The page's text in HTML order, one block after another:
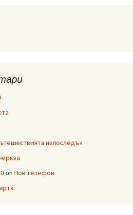
напоследък
on Нов телефон